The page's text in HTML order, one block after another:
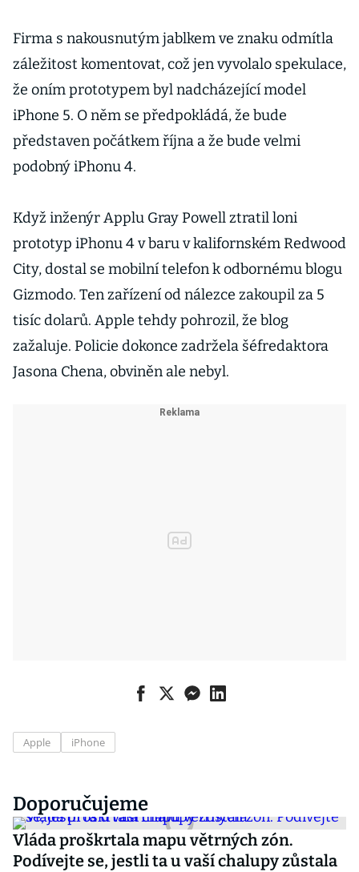
Firma s nakousnutým jablkem ve znaku odmítla
záležitost komentovat, což jen vyvolalo spekulace,
že oním prototypem byl nadcházející model
iPhone 5. O něm se předpokládá, že bude
představen počátkem října a že bude velmi
podobný iPhonu 4.
Když inženýr Applu Gray Powell ztratil loni
prototyp iPhonu 4 v baru v kalifornském Redwood
City, dostal se mobilní telefon k odbornému blogu
Gizmodo. Ten zařízení od nálezce zakoupil za 5
tisíc dolarů. Apple tehdy pohrozil, že blog
zažaluje. Policie dokonce zadržela šéfredaktora
Jasona Chena, obviněn ale nebyl.
Apple iPhone
Doporučujeme
Vláda proškrtala mapu větrných zón.
Podívejte se, jestli ta u vaší chalupy zůstala